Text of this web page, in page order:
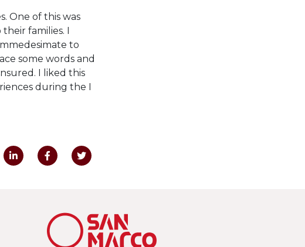
One of this was
families. I
to
some words and
I liked this
during the I